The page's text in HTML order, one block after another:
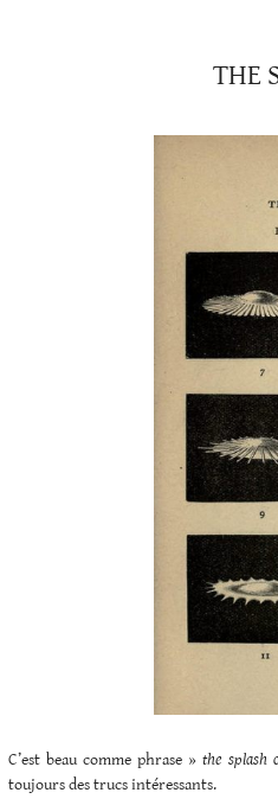
THE
C’est beau comme phrase » the splash
toujours des trucs intéressants.